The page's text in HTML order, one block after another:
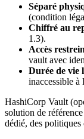
Séparé
(condition
Chiffré au
1.3).
Accès
vault avec
Durée de vie
inaccessible à
HashiCorp Vault
solution de
dédié, des